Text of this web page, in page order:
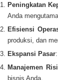
Peningkatan
Anda
Efisiensi
produksi, dan
Ekspansi Pasar
Manajemen
bisnis Anda.